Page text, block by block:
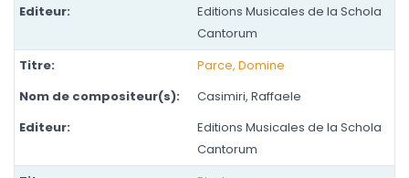
Editions Musicales de la Schola
Cantorum
Parce, Domine
Casimiri, Raffaele
Editions Musicales de la Schola
Cantorum